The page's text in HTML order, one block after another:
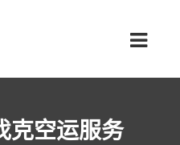
克空运服务